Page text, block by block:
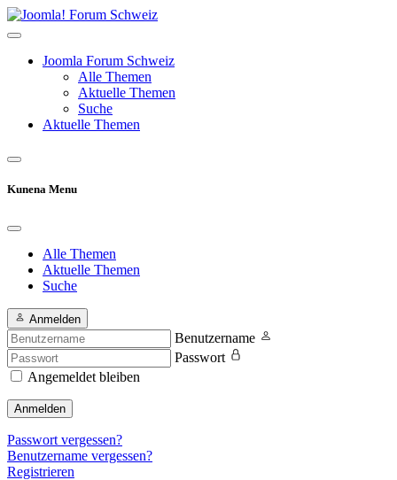
Joomla Forum Schweiz
Alle Themen
Aktuelle Themen
Suche
Aktuelle Themen
Kunena Menu
Alle Themen
Aktuelle Themen
Suche
Anmelden
Benutzername
Passwort
Angemeldet bleiben
Anmelden
Passwort vergessen?
Benutzername vergessen?
Registrieren